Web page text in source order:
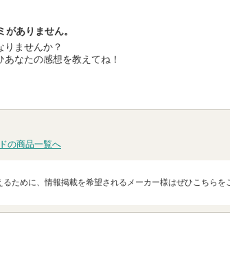
ありません。
りませんか？
なたの感想を教えてね！
の商品一覧へ
ために、情報掲載を希望されるメーカー様はぜひこちらを